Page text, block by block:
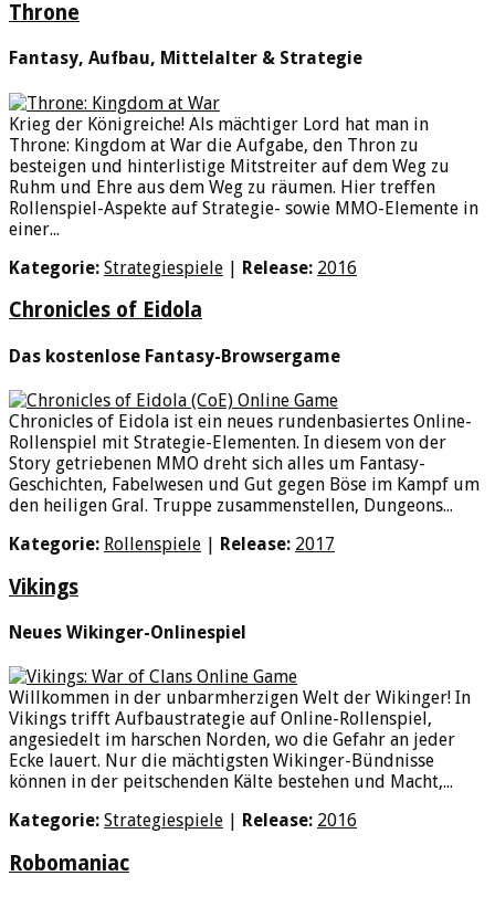
Throne
Fantasy, Aufbau, Mittelalter & Strategie
Krieg der Königreiche! Als mächtiger Lord hat man in
Throne: Kingdom at War die Aufgabe, den Thron zu
besteigen und hinterlistige Mitstreiter auf dem Weg zu
Ruhm und Ehre aus dem Weg zu räumen. Hier treffen
Rollenspiel-Aspekte auf Strategie- sowie MMO-Elemente in
einer...
Kategorie: Strategiespiele | Release: 2016
Chronicles of Eidola
Das kostenlose Fantasy-Browsergame
Chronicles of Eidola ist ein neues rundenbasiertes Online-
Rollenspiel mit Strategie-Elementen. In diesem von der
Story getriebenen MMO dreht sich alles um Fantasy-
Geschichten, Fabelwesen und Gut gegen Böse im Kampf um
den heiligen Gral. Truppe zusammenstellen, Dungeons...
Kategorie: Rollenspiele | Release: 2017
Vikings
Neues Wikinger-Onlinespiel
Willkommen in der unbarmherzigen Welt der Wikinger! In
Vikings trifft Aufbaustrategie auf Online-Rollenspiel,
angesiedelt im harschen Norden, wo die Gefahr an jeder
Ecke lauert. Nur die mächtigsten Wikinger-Bündnisse
können in der peitschenden Kälte bestehen und Macht,...
Kategorie: Strategiespiele Release: 2016
Robomaniac